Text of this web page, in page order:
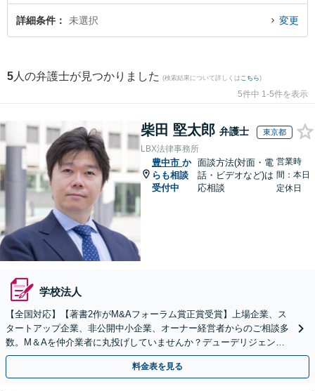
を検索したい』『初回相談無料で学校法人を法律相談できる豊中市内の弁護士
に相談予約したい』などでお困りの相談者さんにおすすめです。
詳細条件 未選択 変更
5 人の弁護士が見つかりました (検索結果について詳しくは こちら)
5件中 1-5件を表示
柴田 堅太郎 弁護士 東京都
LBX法律事務所
豊中市 か
らも相談
受付中
面談方法(対面・電
話・ビデオなど)は
応相談
営業時
間：本日
定休日
学校法人
【全国対応】【著書2作がM&Aフォーラム賞正賞受賞】上場企業、ス
タートアップ企業、非公開中小企業、オーナー経営者からのご相談多
数。M＆Aを仲介業者に丸投げしていませんか？デューデリジェンス
や契約書作成・交渉はお任せください【初回無料】
料金表を見る